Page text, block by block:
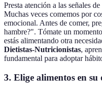
Presta atención a las señales
Muchas veces comemos por
emocional. Antes de comer,
hambre?". Tómate un
estás alimentando otra
Dietistas-Nutricionistas,
fundamental para adoptar
3. Elige alimentos en